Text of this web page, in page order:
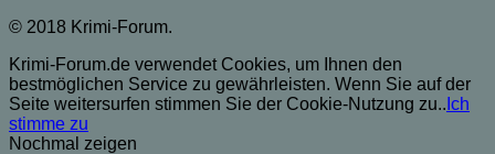
© 2018 Krimi-Forum.
Krimi-Forum.de verwendet Cookies, um Ihnen den
bestmöglichen Service zu gewährleisten. Wenn Sie auf der
Seite weitersurfen stimmen Sie der Cookie-Nutzung zu.. Ich
stimme zu
Nochmal zeigen